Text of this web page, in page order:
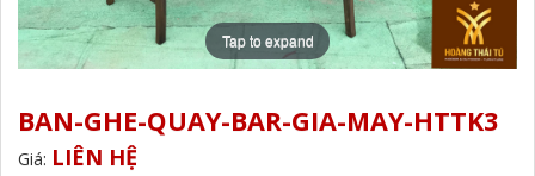
Tap to expand
BAN-GHE-QUAY-BAR-GIA-MAY-HTTK3
Giá: LIÊN HỆ